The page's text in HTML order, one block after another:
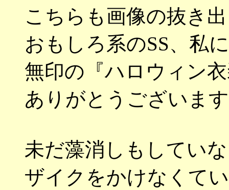
こちらも画像の抜き
おもしろ系のSS、私
無印の『ハロウィン
ありがとうございま
未だ藻消しもしてい
ザイクをかけなくて